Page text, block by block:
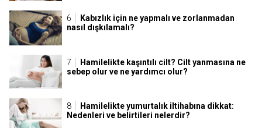
Kabızlık için ne yapmalı ve zorlanmadan
nasıl dışkılamalı?
Hamilelikte kaşıntılı cilt? Cilt yanmasına ne
sebep olur ve ne yardımcı olur?
Hamilelikte yumurtalık iltihabına dikkat:
Nedenleri ve belirtileri nelerdir?